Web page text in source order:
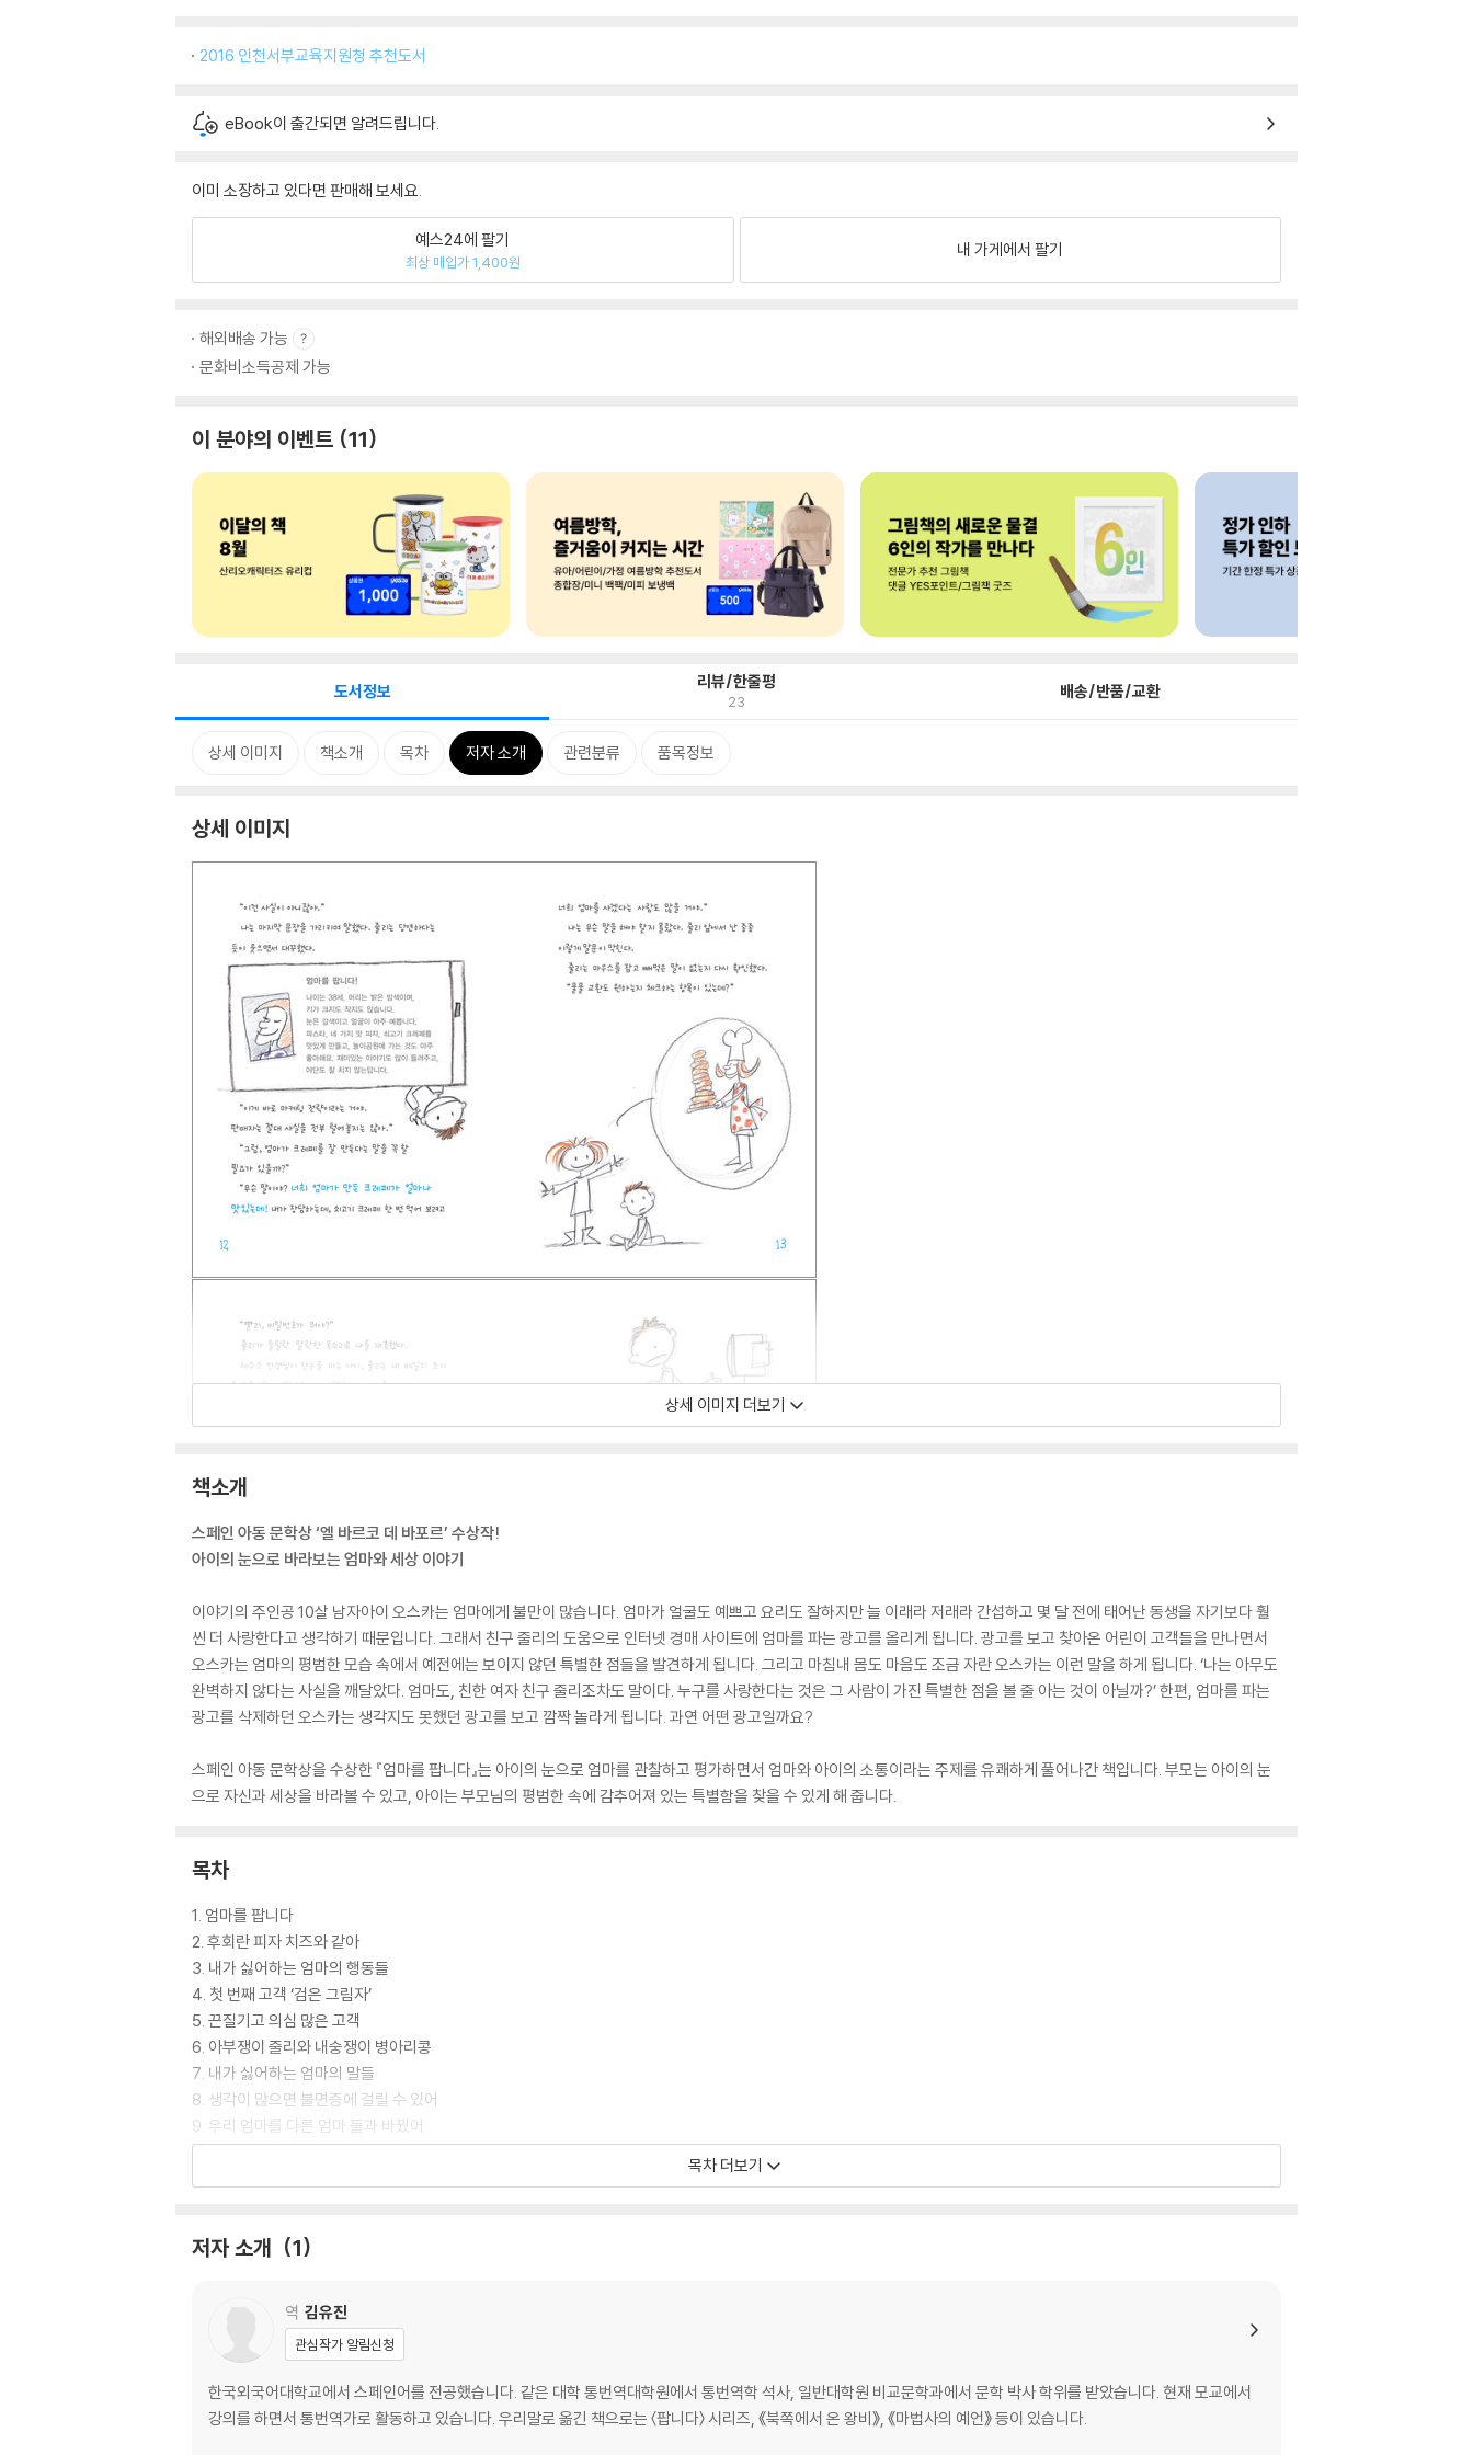
2016 인천서부교육지원청 추천도서
eBook이 출간되면 알려드립니다.
이미 소장하고 있다면 판매해 보세요.
예스24에 팔기
최상 매입가 1,400원
내 가게에서 팔기
해외배송 가능
문화비소득공제 가능
이 분야의 이벤트 11
도서정보 리뷰/한줄평
23 배송/반품/교환
상세 이미지 책소개 목차 저자 소개 관련분류 품목정보
상세 이미지
상세 이미지 더보기
책소개
스페인 아동 문학상 ‘엘 바르코 데 바포르’ 수상작!
아이의 눈으로 바라보는 엄마와 세상 이야기
이야기의 주인공 10살 남자아이 오스카는 엄마에게 불만이 많습니다. 엄마가 얼굴도 예쁘고 요리도 잘하지만 늘 이래라 저래라 간섭하고 몇 달 전에 태어난 동생을 자기보다 훨
씬 더 사랑한다고 생각하기 때문입니다. 그래서 친구 줄리의 도움으로 인터넷 경매 사이트에 엄마를 파는 광고를 올리게 됩니다. 광고를 보고 찾아온 어린이 고객들을 만나면서
오스카는 엄마의 평범한 모습 속에서 예전에는 보이지 않던 특별한 점들을 발견하게 됩니다. 그리고 마침내 몸도 마음도 조금 자란 오스카는 이런 말을 하게 됩니다. ‘나는 아무도
완벽하지 않다는 사실을 깨달았다. 엄마도, 친한 여자 친구 줄리조차도 말이다. 누구를 사랑한다는 것은 그 사람이 가진 특별한 점을 볼 줄 아는 것이 아닐까?’ 한편, 엄마를 파는
광고를 삭제하던 오스카는 생각지도 못했던 광고를 보고 깜짝 놀라게 됩니다. 과연 어떤 광고일까요?
스페인 아동 문학상을 수상한 『엄마를 팝니다』는 아이의 눈으로 엄마를 관찰하고 평가하면서 엄마와 아이의 소통이라는 주제를 유쾌하게 풀어나간 책입니다. 부모는 아이의 눈
으로 자신과 세상을 바라볼 수 있고, 아이는 부모님의 평범한 속에 감추어져 있는 특별함을 찾을 수 있게 해 줍니다.
목차
1. 엄마를 팝니다
2. 후회란 피자 치즈와 같아
3. 내가 싫어하는 엄마의 행동들
4. 첫 번째 고객 ‘검은 그림자’
5. 끈질기고 의심 많은 고객
6. 아부쟁이 줄리와 내숭쟁이 병아리콩
7. 내가 싫어하는 엄마의 말들
8. 생각이 많으면 불면증에 걸릴 수 있어
9. 우리 엄마를 다른 엄마 둘과 바꿨어
10. 아주 특별한 손님
목차 더보기
저자 소개 1
역 김유진
관심작가 알림신청
한국외국어대학교에서 스페인어를 전공했습니다. 같은 대학 통번역대학원에서 통번역학 석사, 일반대학원 비교문학과에서 문학 박사 학위를 받았습니다. 현재 모교에서
강의를 하면서 통번역가로 활동하고 있습니다. 우리말로 옮긴 책으로는 〈팝니다〉 시리즈, 《북쪽에서 온 왕비》, 《마법사의 예언》 등이 있습니다.